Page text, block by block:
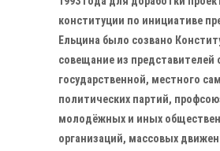
конституции по инициативе
Ельцина было созвано
совещание из представителей
государственной, местного
политических партий,
молодёжных и иных
организаций, массовых